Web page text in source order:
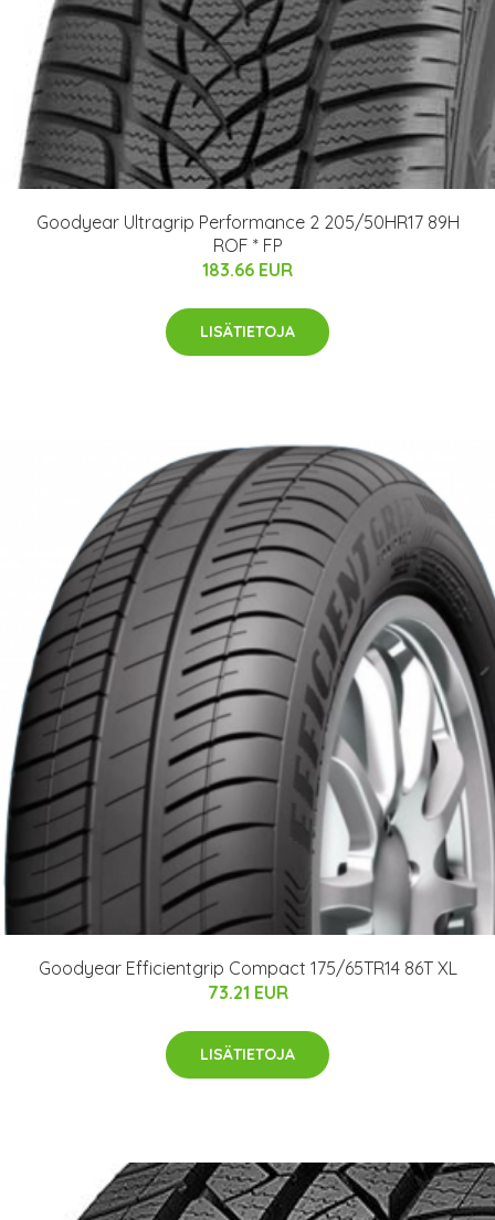
Goodyear Ultragrip Performance 2 205/50HR17 89H
ROF * FP
183.66 EUR
LISÄTIETOJA
Goodyear Efficientgrip Compact 175/65TR14 86T XL
73.21 EUR
LISÄTIETOJA